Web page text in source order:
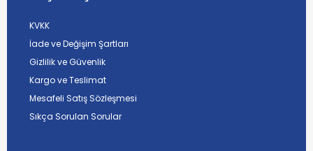
KVKK
İade ve Değişim Şartları
Gizlilik ve Güvenlik
Kargo ve Teslimat
Mesafeli Satış Sözleşmesi
Sıkça Sorulan Sorular